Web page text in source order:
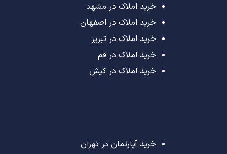
خرید املاک در مشهد
خرید املاک در اصفهان
خرید املاک در تبریز
خرید املاک در قم
خرید املاک در کیش
خرید آپارتمان در تهران